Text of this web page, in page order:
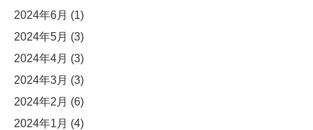
2024年6月 (1)
2024年5月 (3)
2024年4月 (3)
2024年3月 (3)
2024年2月 (6)
2024年1月 (4)